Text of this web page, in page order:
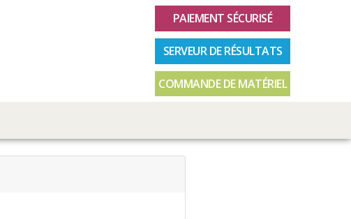
PAIEMENT SÉCURISÉ
SERVEUR DE RÉSULTATS
COMMANDE DE MATÉRIEL